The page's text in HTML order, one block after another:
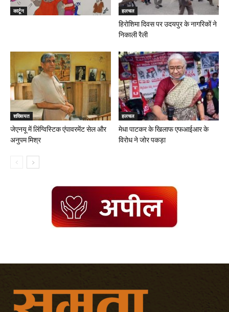
कार्टून हलचल
हिरोशिमा दिवस पर उदयपुर के नागरिकों ने
निकाली रैली
शख्सियत
जेएनयू में लिंग्विस्टिक एंपावरमेंट सेल और
अनुपम मिश्र
हलचल
मेधा पाटकर के खिलाफ एफआईआर के
विरोध ने जोर पकड़ा